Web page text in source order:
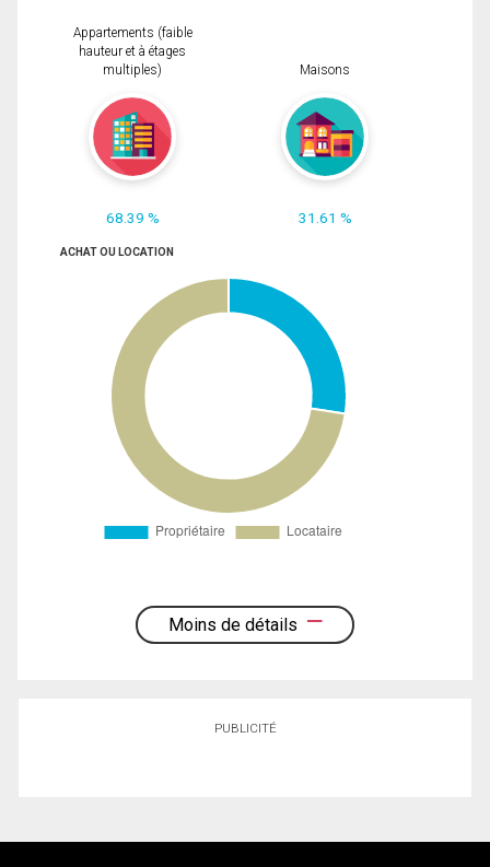
Appartements (faible
hauteur et à étages
multiples)
68.39 %
Maisons
31.61 %
ACHAT OU LOCATION
Moins de détails
PUBLICITÉ